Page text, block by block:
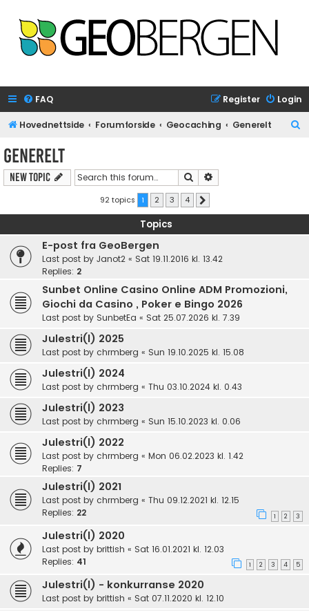
FAQ Login
Register
Hovednettside Forumforside Geocaching Generelt
h
Generelt
New Topic Search
92 topics 1 2 3 4
Topics
E-post fra GeoBergen
Last post by Janot2 « Sat 19.11.2016 kl. 13.42
Replies: 2
Sunbet Online Casino Online ADM Promozioni,
Giochi da Casino , Poker e Bingo 2026
Last post by SunbetEa « Sat 25.07.2026 kl. 7.39
Julestri(l) 2025
Last post by chrmberg « Sun 19.10.2025 kl. 15.08
Julestri(l) 2024
Last post by chrmberg « Thu 03.10.2024 kl. 0.43
Julestri(l) 2023
Last post by chrmberg « Sun 15.10.2023 kl. 0.06
Julestri(l) 2022
Last post by chrmberg « Mon 06.02.2023 kl. 1.42
Replies: 7
Julestri(l) 2021
Last post by chrmberg « Thu 09.12.2021 kl. 12.15
Replies: 22 1 2 3
Julestri(l) 2020
Last post by brittish « Sat 16.01.2021 kl. 12.03
Replies: 41 1 2 3 4 5
Julestri(l) - konkurranse 2020
Last post by brittish « Sat 07.11.2020 kl. 12.10